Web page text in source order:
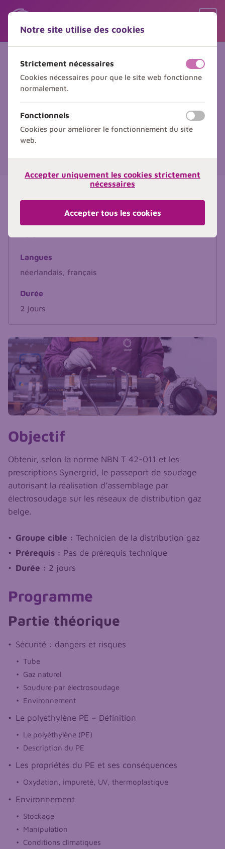
Sauter le contenu
Sauter le choix de langue
Electrosoudure - Formation
complète - Avec propre
matériel
Formation Soudure PE
S'inscrire
Objectif
Obtenir, selon la norme NBN T 42-011 et les
prescriptions Synergrid, le passeport de soudage
autorisant la réalisation d’assemblage par
électrosoudage sur les réseaux de distribution gaz
belge.
Groupe cible : Technicien de la distribution gaz
Prérequis : Pas de prérequis technique
Durée : 2 jours
Programme
Partie théorique
Sécurité : dangers et risques
Tube
Gaz naturel
Soudure par électrosoudage
Environnement
Le polyéthylène PE – Définition
Le polyéthylène (PE)
Description du PE
Les propriétés du PE et ses conséquences
Oxydation, impureté, UV, thermoplastique
Environnement
Stockage
Manipulation
Conditions climatiques
Détails de la formation
€ 1185,00par personne
Langues
néerlandais, français
Durée
2 jours
Notre site utilise des cookies
Strictement nécessaires
Cookies nécessaires pour que le site web fonctionne
normalement.
off on
Fonctionnels
Cookies pour améliorer le fonctionnement du site
web.
off on
Accepter uniquement les cookies strictement
nécessaires
Accepter tous les cookies